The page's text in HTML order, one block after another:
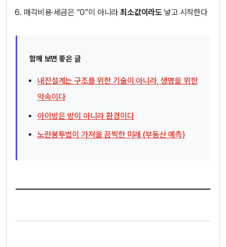
매각비용·세금은 “0”이 아니라최소값이라도 넣고 시작한다
함께 보면 좋은 글
내진설계는 구조를 위한 기술이 아니라, 생명을 위한
약속이다
아이방은 방이 아니라 환경이다
노란봉투법이 가져올 끔찍한 미래 (부동산 예측)